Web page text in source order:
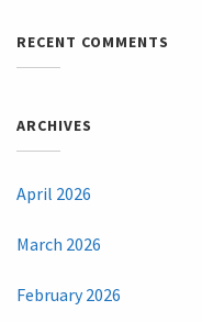
RECENT COMMENTS
ARCHIVES
April 2026
March 2026
February 2026